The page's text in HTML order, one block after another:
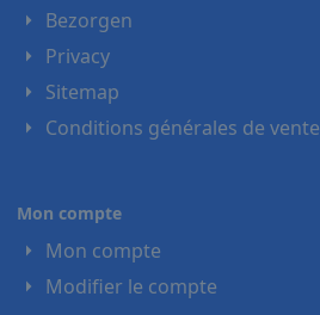
Bezorgen
Privacy
Sitemap
Conditions générales de vente
Mon compte
Mon compte
Modifier le compte